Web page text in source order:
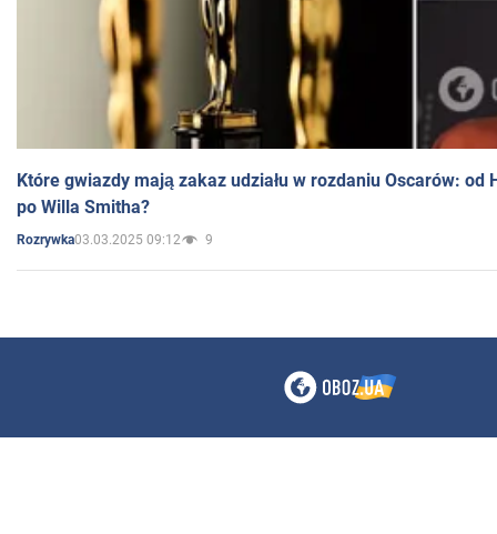
Które gwiazdy mają zakaz udziału w rozdaniu Oscarów: od
po Willa Smitha?
Rozrywka03.03.2025 09:12 9